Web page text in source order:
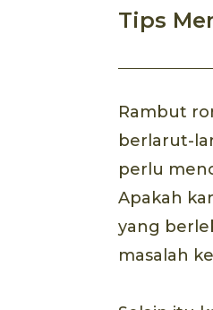
Tips
Rambut
berlarut-
perlu
Apakah
yang
masalah